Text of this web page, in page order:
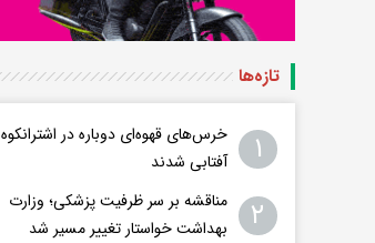
تازه‌ها
۱
خرس‌های قهوه‌ای دوباره در اشترانکوه
آفتابی شدند
۲
مناقشه بر سر ظرفیت پزشکی؛ وزارت
بهداشت خواستار تغییر مسیر شد